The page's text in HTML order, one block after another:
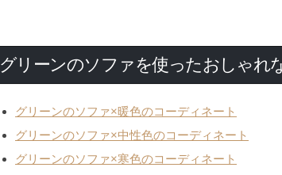
グリーンのソファを使ったおしゃれ
グリーンのソファ×暖色のコーディネート
グリーンのソファ×中性色のコーディネート
グリーンのソファ×寒色のコーディネート